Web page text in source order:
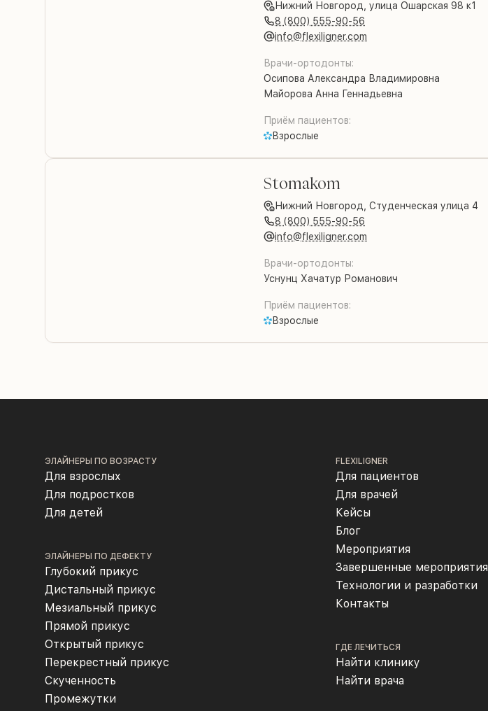
Нижний Новгород, улица Ошарская 98 к1
8 (800) 555-90-56
info@flexiligner.com
Врачи-ортодонты:
Осипова Александра Владимировна
Майорова Анна Геннадьевна
Приём пациентов:
Взрослые
Stomakom
Нижний Новгород, Студенческая улица 4
8 (800) 555-90-56
info@flexiligner.com
Врачи-ортодонты:
Уснунц Хачатур Романович
Приём пациентов:
Взрослые
ЭЛАЙНЕРЫ ПО ВОЗРАСТУ
Для взрослых
Для подростков
Для детей
ЭЛАЙНЕРЫ ПО ДЕФЕКТУ
Глубокий прикус
Дистальный прикус
Мезиальный прикус
Прямой прикус
Открытый прикус
Перекрестный прикус
Скученность
Промежутки
FLEXILIGNER
Для пациентов
Для врачей
Кейсы
Блог
Мероприятия
Завершенные мероприятия
Технологии и разработки
Контакты
ГДЕ ЛЕЧИТЬСЯ
Найти клинику
Найти врача